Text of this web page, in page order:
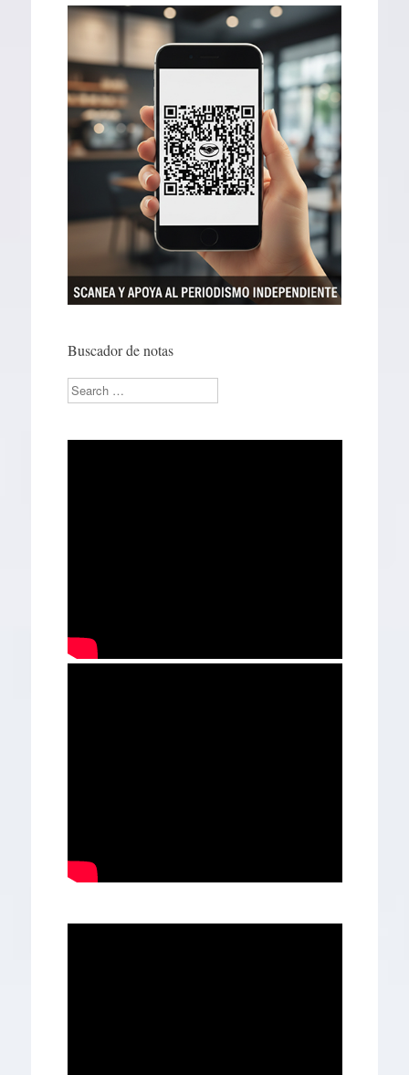
Buscador de notas
Search